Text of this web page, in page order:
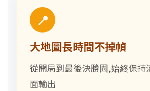
📍
大地圖長時間不掉幀
從開局到最後決勝圈,始終保持
面輸出